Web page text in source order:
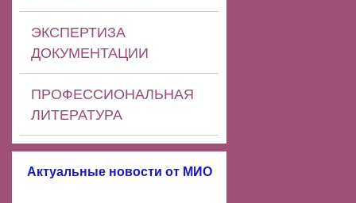
ЭКСПЕРТИЗА
ДОКУМЕНТАЦИИ
ПРОФЕССИОНАЛЬНАЯ
ЛИТЕРАТУРА
Актуальные новости от МИО